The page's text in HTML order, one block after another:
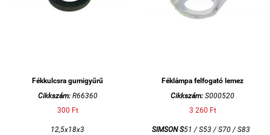
Fékkulcsra gumigyűrű
Cikkszám:R66360
300 Ft
12,5x18x3
Féklámpa felfogató lemez
Cikkszám: S000520
3 260 Ft
SIMSON S51 / S53 / S70 / S83